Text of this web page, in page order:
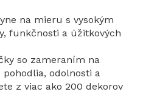
na mieru s vysokým
funkčnosti a úžitkových
so zameraním na
odolnosti a
z viac ako 200 dekorov